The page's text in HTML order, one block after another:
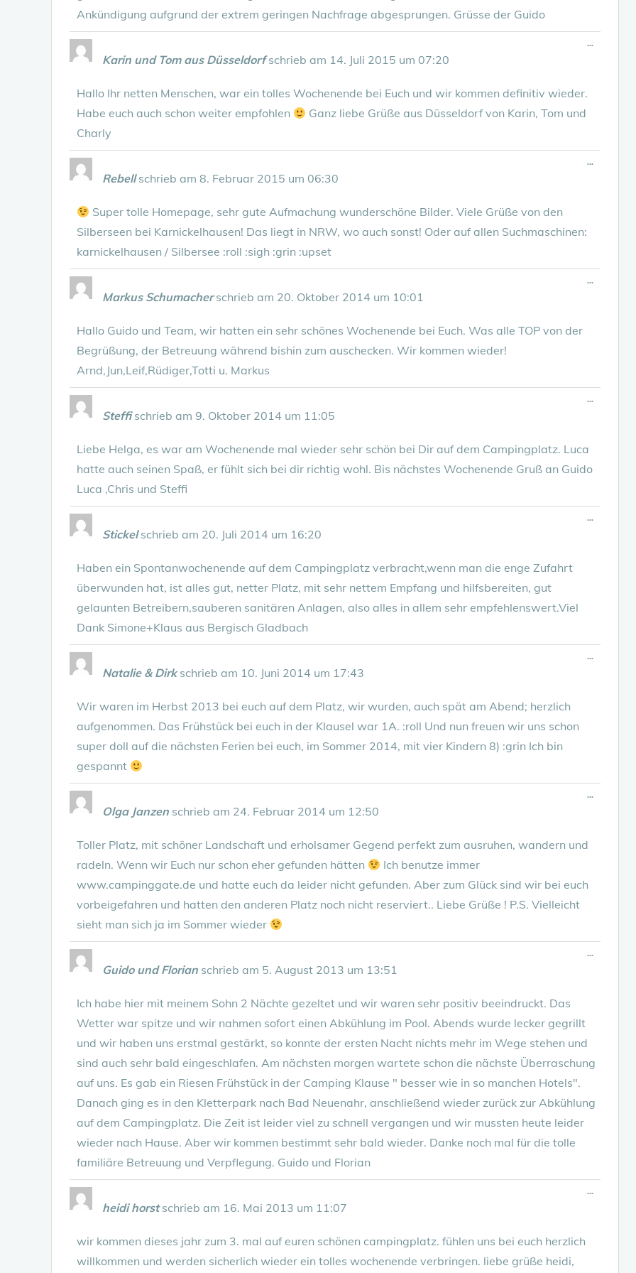
Ankündigung aufgrund der extrem geringen Nachfrage abgesprungen. Grüsse der Guido
Karin und Tom aus Düsseldorf schrieb am 14. Juli 2015 um 07:20
Hallo Ihr netten Menschen, war ein tolles Wochenende bei Euch und wir kommen definitiv wieder.
Habe euch auch schon weiter empfohlen
Ganz liebe Grüße aus Düsseldorf von Karin, Tom und
Charly
...Diese
Rebell schrieb am 8. Februar 2015 um 06:30
Super tolle Homepage, sehr gute Aufmachung wunderschöne Bilder. Viele Grüße von den
Silberseen bei Karnickelhausen! Das liegt in NRW, wo auch sonst! Oder auf allen Suchmaschinen:
karnickelhausen / Silbersee :roll :sigh :grin :upset
...Diese
Markus Schumacher schrieb am 20. Oktober 2014 um 10:01
Hallo Guido und Team, wir hatten ein sehr schönes Wochenende bei Euch. Was alle TOP von der
Begrüßung, der Betreuung während bishin zum auschecken. Wir kommen wieder!
Arnd,Jun,Leif,Rüdiger,Totti u. Markus
...Diese
Steffi schrieb am 9. Oktober 2014 um 11:05
Liebe Helga, es war am Wochenende mal wieder sehr schön bei Dir auf dem Campingplatz. Luca
hatte auch seinen Spaß, er fühlt sich bei dir richtig wohl. Bis nächstes Wochenende Gruß an Guido
Luca ,Chris und Steffi
...Diese
Stickel schrieb am 20. Juli 2014 um 16:20
Haben ein Spontanwochenende auf dem Campingplatz verbracht,wenn man die enge Zufahrt
überwunden hat, ist alles gut, netter Platz, mit sehr nettem Empfang und hilfsbereiten, gut
gelaunten Betreibern,sauberen sanitären Anlagen, also alles in allem sehr empfehlenswert.Viel
Dank Simone+Klaus aus Bergisch Gladbach
...Diese
Natalie & Dirk schrieb am 10. Juni 2014 um 17:43
Wir waren im Herbst 2013 bei euch auf dem Platz, wir wurden, auch spät am Abend; herzlich
aufgenommen. Das Frühstück bei euch in der Klausel war 1A. :roll Und nun freuen wir uns schon
super doll auf die nächsten Ferien bei euch, im Sommer 2014, mit vier Kindern 8) :grin Ich bin
gespannt
...Diese
Olga Janzen schrieb am 24. Februar 2014 um 12:50
Toller Platz, mit schöner Landschaft und erholsamer Gegend perfekt zum ausruhen, wandern und
radeln. Wenn wir Euch nur schon eher gefunden hätten
Ich benutze immer
www.campinggate.de und hatte euch da leider nicht gefunden. Aber zum Glück sind wir bei euch
vorbeigefahren und hatten den anderen Platz noch nicht reserviert.. Liebe Grüße ! P.S. Vielleicht
sieht man sich ja im Sommer wieder
...Diese
Guido und Florian schrieb am 5. August 2013 um 13:51
Ich habe hier mit meinem Sohn 2 Nächte gezeltet und wir waren sehr positiv beeindruckt. Das
Wetter war spitze und wir nahmen sofort einen Abkühlung im Pool. Abends wurde lecker gegrillt
und wir haben uns erstmal gestärkt, so konnte der ersten Nacht nichts mehr im Wege stehen und
sind auch sehr bald eingeschlafen. Am nächsten morgen wartete schon die nächste Überraschung
auf uns. Es gab ein Riesen Frühstück in der Camping Klause " besser wie in so manchen Hotels".
Danach ging es in den Kletterpark nach Bad Neuenahr, anschließend wieder zurück zur Abkühlung
auf dem Campingplatz. Die Zeit ist leider viel zu schnell vergangen und wir mussten heute leider
wieder nach Hause. Aber wir kommen bestimmt sehr bald wieder. Danke noch mal für die tolle
familiäre Betreuung und Verpflegung. Guido und Florian
...Diese
ein-/
heidi horst schrieb am 16. Mai 2013 um 11:07
wir kommen dieses jahr zum 3. mal auf euren schönen campingplatz. fühlen uns bei euch herzlich
willkommen und werden sicherlich wieder ein tolles wochenende verbringen. liebe grüße heidi,
...Diese
ein-/